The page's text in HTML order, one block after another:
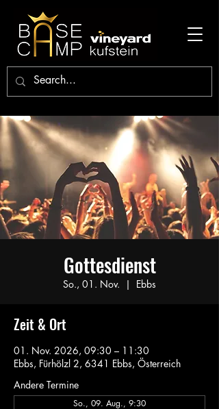
Gottesdienst
So., 01. Nov.
  |
Ebbs
Zeit & Ort
01. Nov. 2026, 09:30 – 11:30
Ebbs, Fürhölzl 2, 6341 Ebbs, Österreich
Andere Termine
So., 09. Aug., 9:30